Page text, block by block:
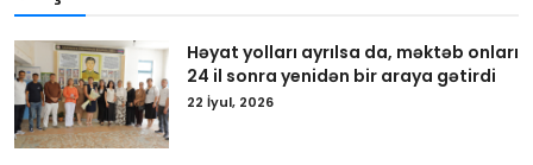
Həyat yolları ayrılsa da, məktəb onları
24 il sonra yenidən bir araya gətirdi
22 İyul, 2026